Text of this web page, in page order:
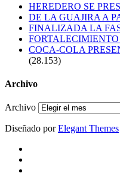
HEREDERO SE
DE LA GUAJIRA A
FINALIZADA LA
COCA-COLA
(28.153)
Archivo
Archivo
Diseñado porElegant Themes